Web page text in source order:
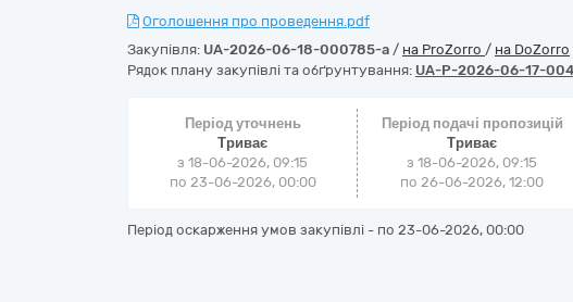
Оголошення про проведення.pdf
Закупівля: UA-2026-06-18-000785-a / на ProZorro / на DoZorro
Рядок плану закупівлі та обґрунтування: UA-P-2026-06-17-
Період уточнень
Триває
з 18-06-2026, 09:15
по 23-06-2026, 00:00
Період подачі пропозицій
Триває
з 18-06-2026, 09:15
по 26-06-2026, 12:00
Період оскарження умов закупівлі - по 23-06-2026, 00:00